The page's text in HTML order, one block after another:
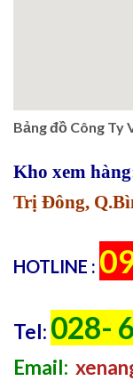
Bảng đồ Công Ty
Kho xem
Trị Đông,
HOTLINE :
Tel: 028-
Email: